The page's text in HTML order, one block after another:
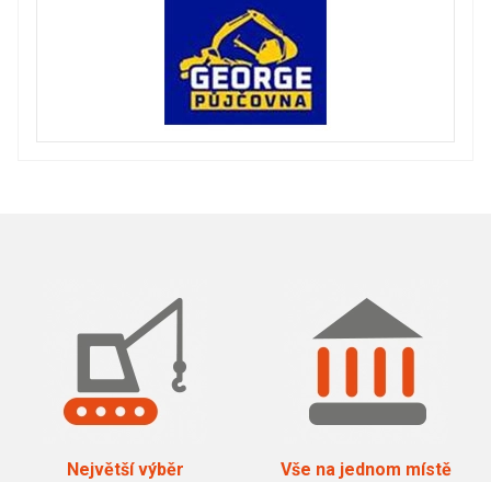
Největší výběr Vše na jednom místě